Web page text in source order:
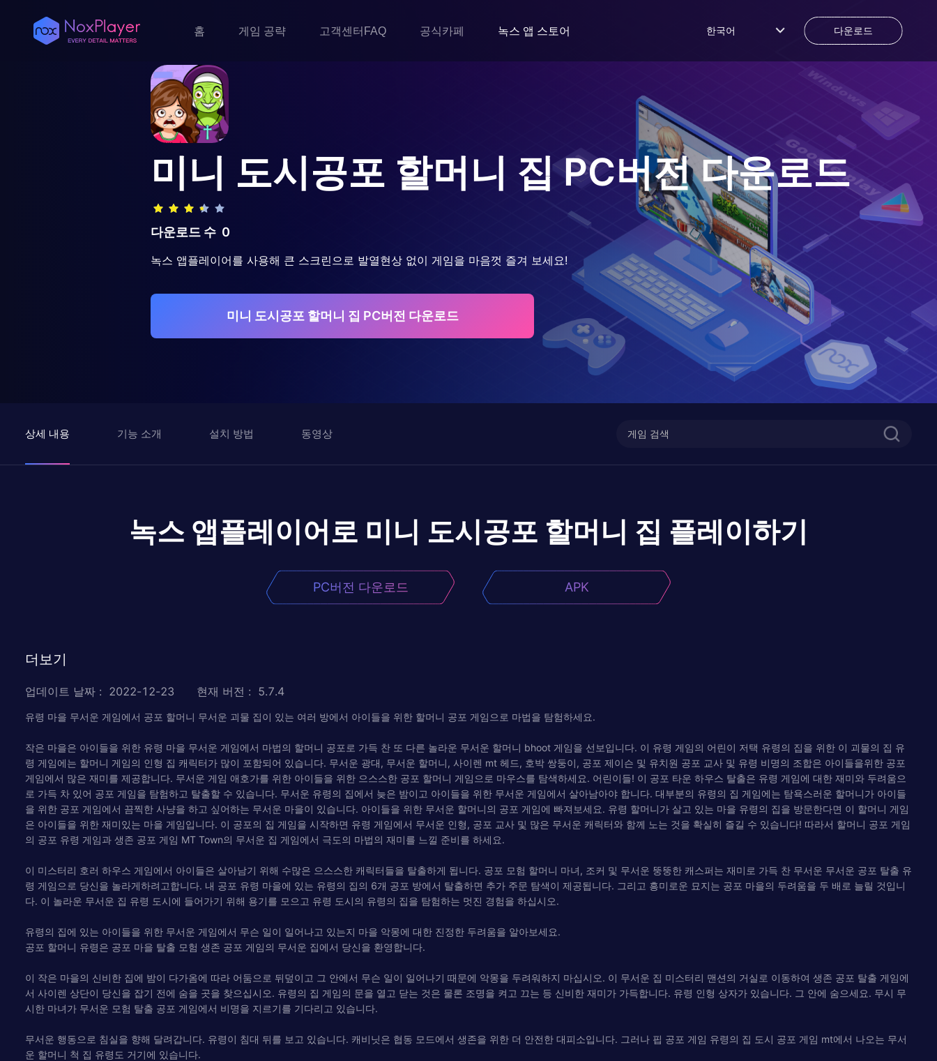
홈 게임 공략 고객센터FAQ 공식카페 녹스 앱 스토어 한국어 다운로드
미니 도시공포 할머니 집PC버전 다운로드
다운로드 수 0
녹스 앱플레이어를 사용해 큰 스크린으로 발열현상 없이 게임을 마음껏 즐겨 보세요!
미니 도시공포 할머니 집 PC버전 다운로드
상세 내용 기능 소개 설치 방법 동영상
녹스 앱플레이어로 미니 도시공포 할머니 집 플레이하기
PC버전 다운로드 APK
더보기
업데이트 날짜 : 2022-12-23 현재 버전 : 5.7.4
유령 마을 무서운 게임에서 공포 할머니 무서운 괴물 집이 있는 여러 방에서 아이들을 위한 할머니 공포 게임으로 마법을 탐험하세요.
작은 마을은 아이들을 위한 유령 마을 무서운 게임에서 마법의 할머니 공포로 가득 찬 또 다른 놀라운 무서운 할머니 bhoot 게임을 선보입니다. 이 유령 게임의 어린이 저택 유령의 집을 위한 이 괴물의 집 유
령 게임에는 할머니 게임의 인형 집 캐릭터가 많이 포함되어 있습니다. 무서운 광대, 무서운 할머니, 사이렌 mt 헤드, 호박 쌍둥이, 공포 제이슨 및 유치원 공포 교사 및 유령 비명의 조합은 아이들을위한 공포
게임에서 많은 재미를 제공합니다. 무서운 게임 애호가를 위한 아이들을 위한 으스스한 공포 할머니 게임으로 마우스를 탐색하세요. 어린이들! 이 공포 타운 하우스 탈출은 유령 게임에 대한 재미와 두려움으
로 가득 차 있어 공포 게임을 탐험하고 탈출할 수 있습니다. 무서운 유령의 집에서 늦은 밤이고 아이들을 위한 무서운 게임에서 살아남아야 합니다. 대부분의 유령의 집 게임에는 탐욕스러운 할머니가 아이들
을 위한 공포 게임에서 끔찍한 사냥을 하고 싶어하는 무서운 마을이 있습니다. 아이들을 위한 무서운 할머니의 공포 게임에 빠져보세요. 유령 할머니가 살고 있는 마을 유령의 집을 방문한다면 이 할머니 게임
은 아이들을 위한 재미있는 마을 게임입니다. 이 공포의 집 게임을 시작하면 유령 게임에서 무서운 인형, 공포 교사 및 많은 무서운 캐릭터와 함께 노는 것을 확실히 즐길 수 있습니다! 따라서 할머니 공포 게임
의 공포 유령 게임과 생존 공포 게임 MT Town의 무서운 집 게임에서 극도의 마법의 재미를 느낄 준비를 하세요.
이 미스터리 호러 하우스 게임에서 아이들은 살아남기 위해 수많은 으스스한 캐릭터들을 탈출하게 됩니다. 공포 모험 할머니 마녀, 조커 및 무서운 뚱뚱한 캐스퍼는 재미로 가득 찬 무서운 무서운 공포 탈출 유
령 게임으로 당신을 놀라게하려고합니다. 내 공포 유령 마을에 있는 유령의 집의 6개 공포 방에서 탈출하면 추가 주문 탐색이 제공됩니다. 그리고 흥미로운 묘지는 공포 마을의 두려움을 두 배로 늘릴 것입니
다. 이 놀라운 무서운 집 유령 도시에 들어가기 위해 용기를 모으고 유령 도시의 유령의 집을 탐험하는 멋진 경험을 하십시오.
유령의 집에 있는 아이들을 위한 무서운 게임에서 무슨 일이 일어나고 있는지 마을 악몽에 대한 진정한 두려움을 알아보세요.
공포 할머니 유령은 공포 마을 탈출 모험 생존 공포 게임의 무서운 집에서 당신을 환영합니다.
이 작은 마을의 신비한 집에 밤이 다가옴에 따라 어둠으로 뒤덮이고 그 안에서 무슨 일이 일어나기 때문에 악몽을 두려워하지 마십시오. 이 무서운 집 미스터리 맨션의 거실로 이동하여 생존 공포 탈출 게임에
서 사이렌 상단이 당신을 잡기 전에 숨을 곳을 찾으십시오. 유령의 집 게임의 문을 열고 닫는 것은 물론 조명을 켜고 끄는 등 신비한 재미가 가득합니다. 유령 인형 상자가 있습니다. 그 안에 숨으세요. 무시 무
시한 마녀가 무서운 모험 탈출 공포 게임에서 비명을 지르기를 기다리고 있습니다.
무서운 행동으로 침실을 향해 달려갑니다. 유령이 침대 뒤를 보고 있습니다. 캐비닛은 협동 모드에서 생존을 위한 더 안전한 대피소입니다. 그러나 핍 공포 게임 유령의 집 도시 공포 게임 mt에서 나오는 무서
운 할머니 척 집 유령도 거기에 있습니다.